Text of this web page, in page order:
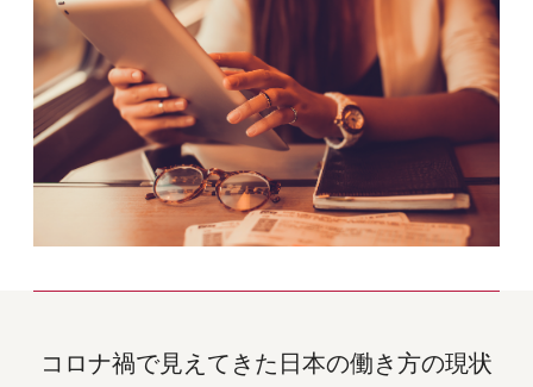
コロナ禍で見えてきた日本の働き方の現状